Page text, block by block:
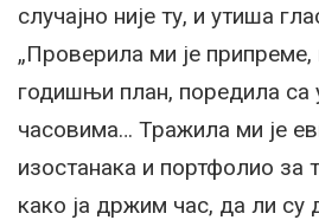
случајно није ту, и утиша
„Проверила ми је
годишњи план, поредила са
часовима… Тражила ми је
изостанака и портфолио за
како ја држим час, да ли су